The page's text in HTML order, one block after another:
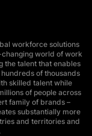
workforce solutions
world of work
the talent that enables
of thousands
skilled talent while
of people across
family of brands –
substantially more
and territories and